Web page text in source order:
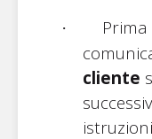
·
cliente